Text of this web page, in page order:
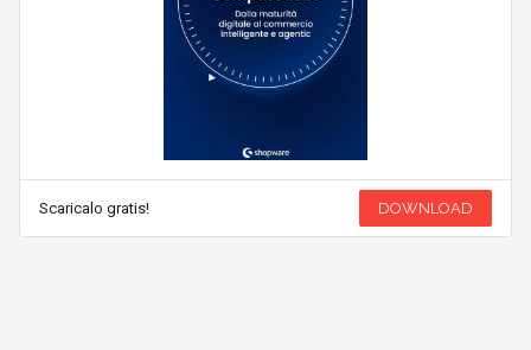
Scaricalo gratis! DOWNLOAD